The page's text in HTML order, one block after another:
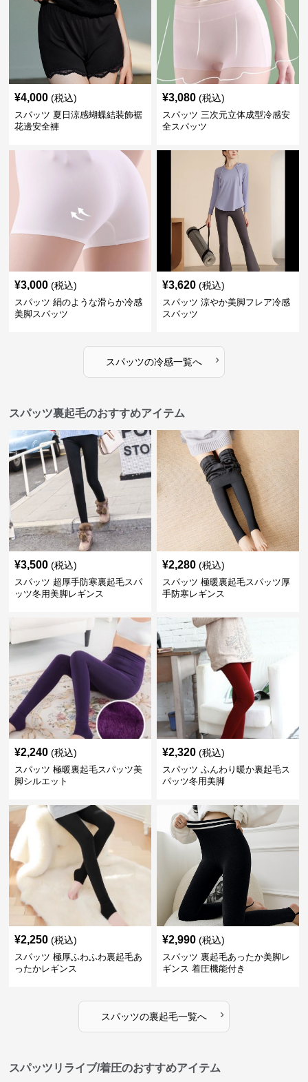
¥4,000 (税込)
スパッツ 夏日涼感蝴蝶結装飾裾
花邊安全褲
¥3,080 (税込)
スパッツ 三次元立体成型冷感安
全スパッツ
¥3,000 (税込)
スパッツ 絹のような滑らか冷感
美脚スパッツ
¥3,620 (税込)
スパッツ 涼やか美脚フレア冷感
スパッツ
スパッツの冷感一覧へ ›
スパッツ裏起毛のおすすめアイテム
¥3,500 (税込)
スパッツ 超厚手防寒裏起毛スパ
ッツ冬用美脚レギンス
¥2,280 (税込)
スパッツ 極暖裏起毛スパッツ厚
手防寒レギンス
¥2,240 (税込)
スパッツ 極暖裏起毛スパッツ美
脚シルエット
¥2,320 (税込)
スパッツ ふんわり暖か裏起毛ス
パッツ冬用美脚
¥2,250 (税込)
スパッツ 極厚ふわふわ裏起毛あ
ったかレギンス
¥2,990 (税込)
スパッツ 裏起毛あったか美脚レ
ギンス 着圧機能付き
スパッツの裏起毛一覧へ ›
スパッツリライブ/着圧のおすすめアイテム